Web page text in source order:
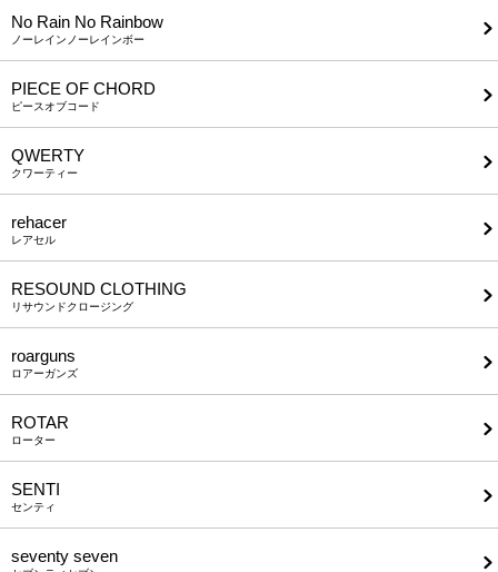
No Rain No Rainbow
ノーレインノーレインボー
PIECE OF CHORD
ピースオブコード
QWERTY
クワーティー
rehacer
レアセル
RESOUND CLOTHING
リサウンドクロージング
roarguns
ロアーガンズ
ROTAR
ローター
SENTI
センティ
seventy seven